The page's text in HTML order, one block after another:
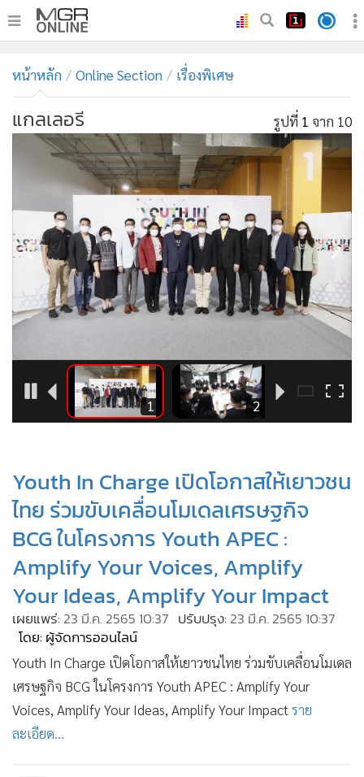
ทันเหตุการณ์
• ภาคใต้
• ภูมิภาค
Online Section
บันเทิง
• ผู้จัดการรายวัน
• คอลัมนิสต์
•
ละคร
CbizReview
• Cyber BIZ
• Good health & Well-being
Green Innovation & SD
Management & HR
การเมือง
• ท่องเที่ยว
• กีฬา
• ต่างประเทศ
• Special Scoop
• เศรษฐกิจ-ธุรกิจ
จีน
• ชุมชน-คุณภาพชีวิต
• อาชญากรรม
• Motoring
• เกม
• วิทยาศาสตร์
Youth In Charge เปิดโอกาสให้เยาวชน
ไทย ร่วมขับเคลื่อนโมเดลเศรษฐกิจ
BCG ในโครงการ Youth APEC :
Amplify Your Voices, Amplify
Your Ideas, Amplify Your Impact
เผยแพร่: 23 มี.ค. 2565 10:37 ปรับปรุง: 23 มี.ค. 2565 10:37
โดย: ผู้จัดการออนไลน์
Youth In Charge เปิดโอกาสให้เยาวชนไทย ร่วมขับเคลื่อนโมเดล
เศรษฐกิจ BCG ในโครงการ Youth APEC : Amplify Your
Voices, Amplify Your Ideas, Amplify Your Impactราย
ละเอียด...
หน้าหลัก Online Section เรื่องพิเศษ
แกลเลอรี รูปที่ 1 จาก 10
1 2